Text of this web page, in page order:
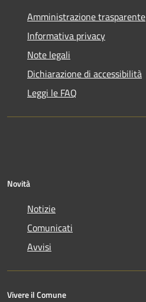
Amministrazione trasparente
Informativa privacy
Note legali
Dichiarazione di accessibilità
Leggi le FAQ
Novità
Notizie
Comunicati
Avvisi
Vivere il Comune